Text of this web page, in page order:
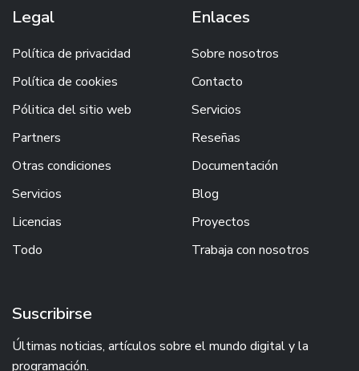
Legal
Política de privacidad
Política de cookies
Pólitica del sitio web
Partners
Otras condiciones
Servicios
Licencias
Todo
Enlaces
Sobre nosotros
Contacto
Servicios
Reseñas
Documentación
Blog
Proyectos
Trabaja con nosotros
Suscribirse
Últimas noticias, artículos sobre el mundo digital y la
programación.